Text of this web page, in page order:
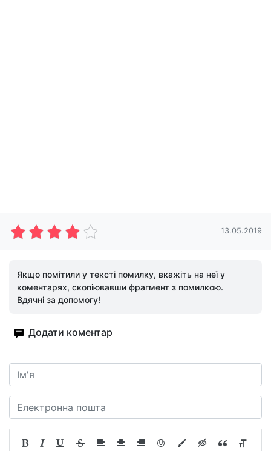
13.05.2019
Якщо помітили у тексті помилку, вкажіть на неї у
коментарях, скопіювавши фрагмент з помилкою.
Вдячні за допомогу!
Додати коментар